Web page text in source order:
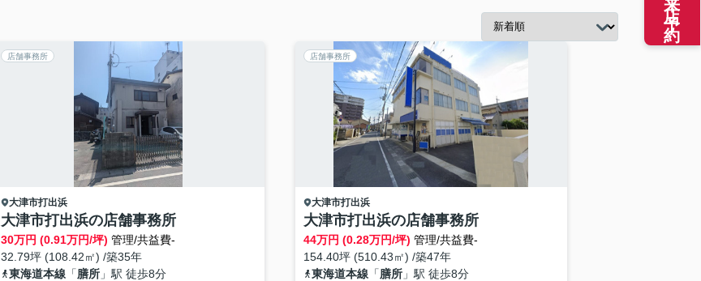
店舗事務所
大津市打出浜
大津市打出浜の店舗事務所
30万円 (0.91万円/坪) 管理/共益費-
32.79坪 (108.42㎡) /築35年
東海道本線「膳所」駅 徒歩8分
店舗事務所
大津市打出浜
大津市打出浜の店舗事務所
44万円 (0.28万円/坪) 管理/共益費-
154.40坪 (510.43㎡) /築47年
東海道本線「膳所」駅 徒歩8分